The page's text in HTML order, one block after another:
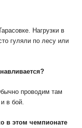
Нагрузки в
гуляли по лесу или
проводим там
в бой.
в этом чемпионате